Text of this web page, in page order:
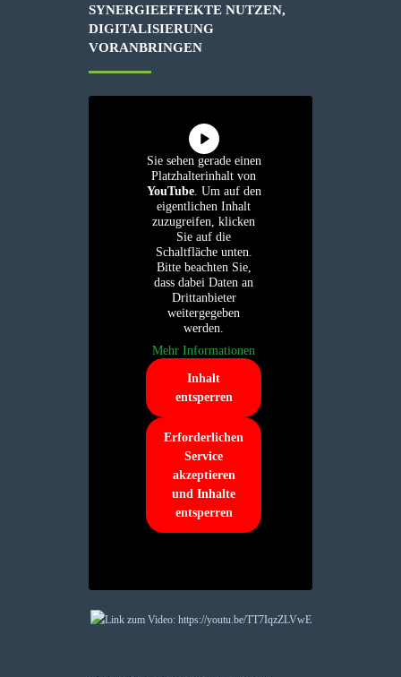
SYNERGIEEFFEKTE NUTZEN,
DIGITALISIERUNG
VORANBRINGEN
Sie sehen gerade einen
Platzhalterinhalt von
YouTube. Um auf den
eigentlichen Inhalt
zuzugreifen, klicken
Sie auf die
Schaltfläche unten.
Bitte beachten Sie,
dass dabei Daten an
Drittanbieter
weitergegeben
werden.
Mehr Informationen
Inhalt
entsperren
Erforderlichen
Service
akzeptieren
und Inhalte
entsperren